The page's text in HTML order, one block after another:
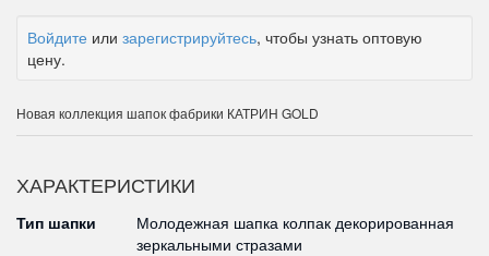
Войдите или зарегистрируйтесь, чтобы узнать оптовую
цену.
Новая коллекция шапок фабрики КАТРИН GOLD
ХАРАКТЕРИСТИКИ
Тип шапки
Молодежная шапка колпак декорированная
зеркальными стразами